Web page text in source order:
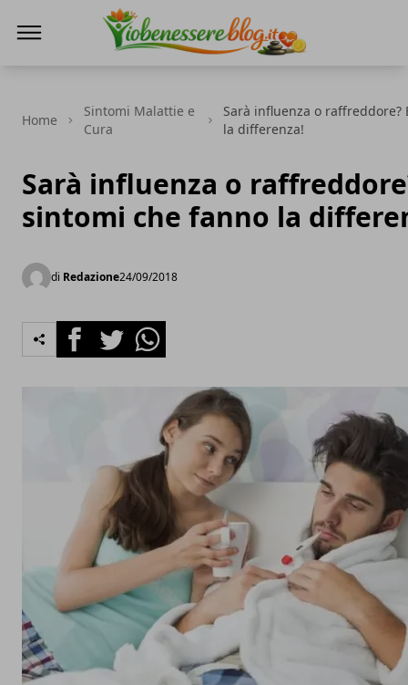
Home
Sintomi Malattie e
Cura
Sarà influenza o
la differenza!
Sarà influenza o
sintomi che fanno la
di Redazione24/09/2018
FacebookTwitterWhatsapp